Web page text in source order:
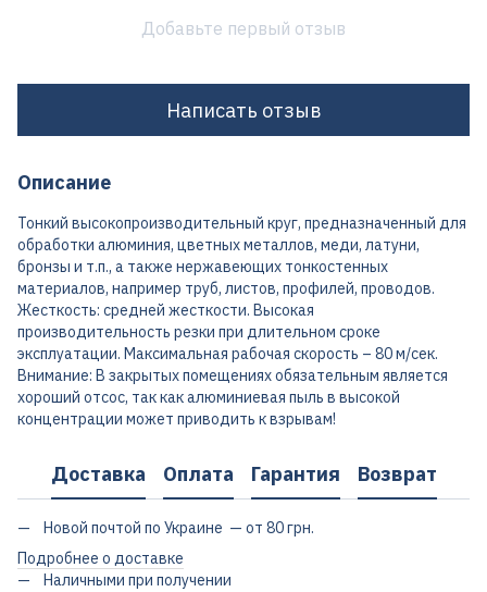
Добавьте первый отзыв
Написать отзыв
Описание
Тонкий высокопроизводительный круг, предназначенный для
обработки алюминия, цветных металлов, меди, латуни,
бронзы и т.п., а также нержавеющих тонкостенных
материалов, например труб, листов, профилей, проводов.
Жесткость: средней жесткости. Высокая
производительность резки при длительном сроке
эксплуатации. Максимальная рабочая скорость – 80 м/сек.
Внимание: В закрытых помещениях обязательным является
хороший отсос, так как алюминиевая пыль в высокой
концентрации может приводить к взрывам!
Доставка Оплата Гарантия Возврат
Новой почтой по Украине — от 80 грн.
Подробнее о доставке
Наличными при получении